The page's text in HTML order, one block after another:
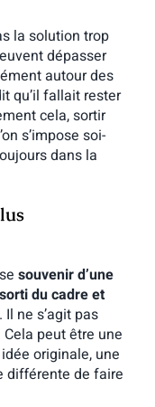
la solution trop
dépasser
autour des
qu’il fallait rester
cela, sortir
s’impose soi-
dans la
souvenir d’une
du cadre et
Il ne s’agit pas
peut être une
originale, une
différente de faire